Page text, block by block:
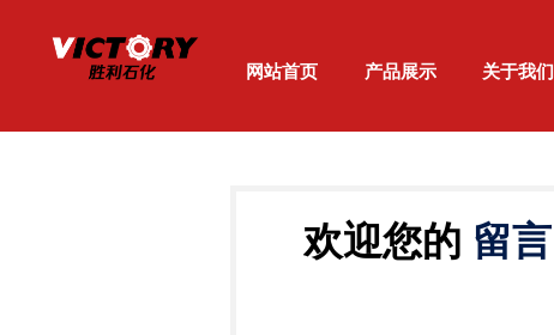
网站首页 产品展示 关于我们
欢迎您的 留言